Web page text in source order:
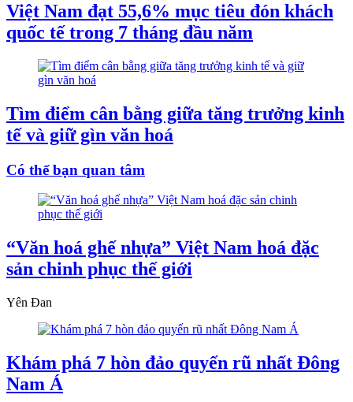
Việt Nam đạt 55,6% mục tiêu đón khách
quốc tế trong 7 tháng đầu năm
Tìm điểm cân bằng giữa tăng trưởng kinh
tế và giữ gìn văn hoá
Có thể bạn quan tâm
“Văn hoá ghế nhựa” Việt Nam hoá đặc
sản chinh phục thế giới
Yên Đan
Khám phá 7 hòn đảo quyến rũ nhất Đông
Nam Á